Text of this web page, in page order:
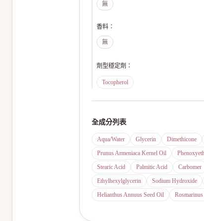
無
香料 ：
無
劑型穩定劑 ：
Tocopherol
全成分列表
Aqua/Water Glycerin Dimethicone
Prunus Armeniaca Kernel Oil
Stearic Acid
Palmitic Acid Carbomer
Ethylhexylglycerin
Sodium Hydroxide
Helianthus Annuus Seed Oil